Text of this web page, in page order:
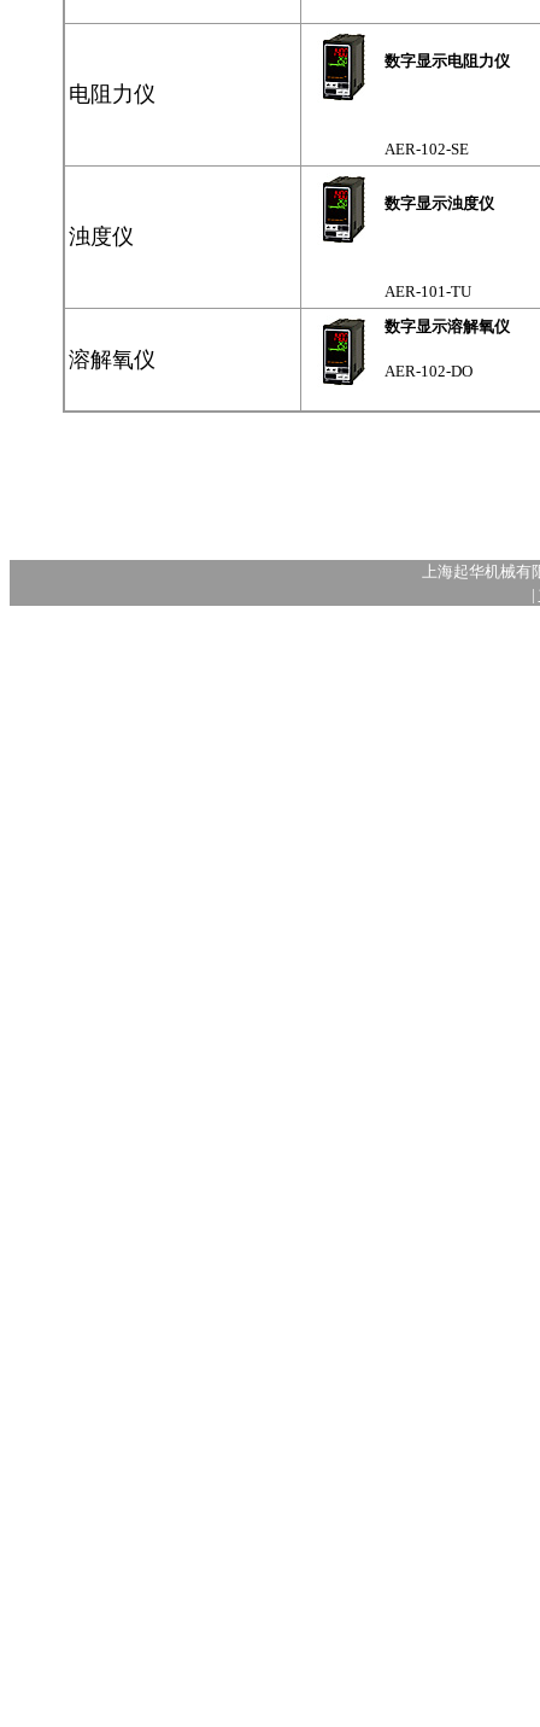
电阻力仪
数字显示电阻力仪
AER-102-SE
浊度仪
数字显示浊度仪
AER-101-TU
溶解氧仪
数字显示溶解氧仪
AER-102-DO
上海起华机械
|